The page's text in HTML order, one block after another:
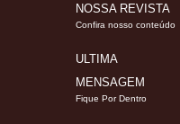
NOSSA REVISTA
Confira nosso conteúdo
ULTIMA
MENSAGEM
Fique Por Dentro